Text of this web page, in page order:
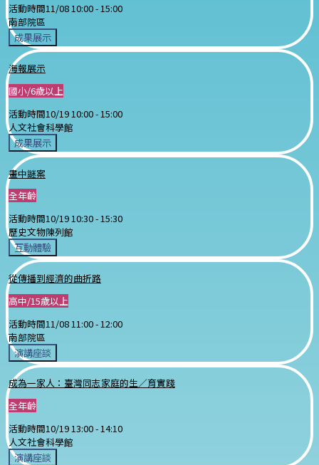
活動時間11/08 10:00 -15:00
南部院區
成果展示
海報展示
國小/6歲以上
活動時間10/19 10:00 - 15:00
人文社會科學館
成果展示
畫中謎案
全年齡
活動時間10/19 10:30 -15:30
歷史文物陳列館
互動體驗
從傳播到經濟的曲折路
高中/15歲以上
活動時間11/08 11:00 - 12:00
南部院區
演講座談
成為一家人：臺灣同志家庭的生／育實踐
全年齡
活動時間10/19 13:00 -14:10
人文社會科學館
演講座談